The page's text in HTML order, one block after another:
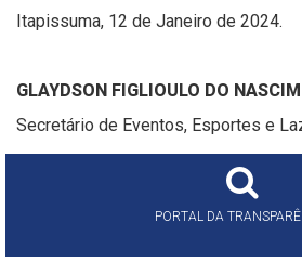
Itapissuma, 12 de Janeiro de 2024.
GLAYDSON FIGLIOULO DO
Secretário de Eventos, Esportes e
PORTAL DA